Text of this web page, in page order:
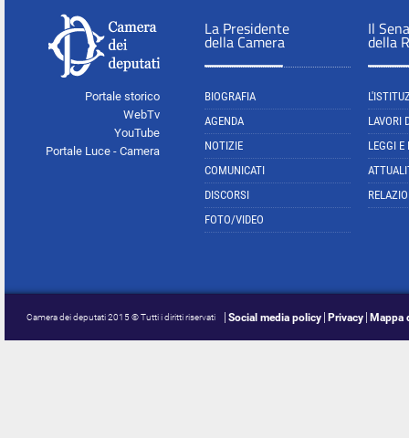
Portale storico
WebTv
YouTube
Portale Luce - Camera
La Presidente
della Camera
BIOGRAFIA
AGENDA
NOTIZIE
COMUNICATI
DISCORSI
FOTO/VIDEO
Il
della
LAVORI
LEGGI E
Camera dei deputati 2015 © Tutti i diritti riservati Social media policy Privacy Mappa